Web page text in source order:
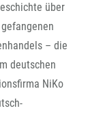
über
– die
deutschen
NiKo